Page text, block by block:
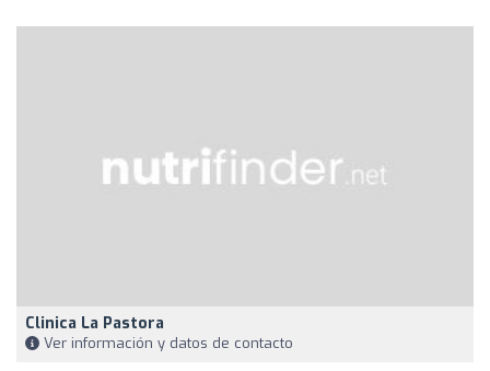
Clinica La Pastora
Ver información y datos de contacto